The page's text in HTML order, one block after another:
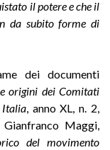
il potere e che il
da subito forme di
dei documenti
origini dei Comitati
Italia, anno XL, n. 2,
Maggi,
del movimento